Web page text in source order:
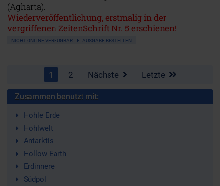
(Agharta).
Wiederveröffentlichung, erstmalig in der
vergriffenen ZeitenSchrift Nr. 5 erschienen!
NICHT ONLINE VERFÜGBAR AUSGABE BESTELLEN
1 2 Nächste Letzte
Zusammen benutzt mit:
Hohle Erde
Hohlwelt
Antarktis
Hollow Earth
Erdinnere
Südpol